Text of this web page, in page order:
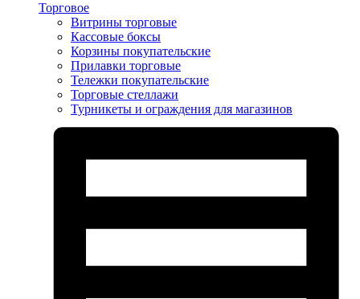
Торговое
Витрины торговые
Кассовые боксы
Корзины покупательские
Прилавки торговые
Тележки покупательские
Торговые стеллажи
Турникеты и ограждения для магазинов